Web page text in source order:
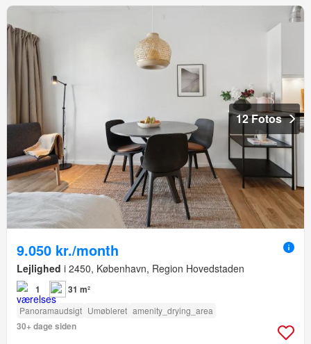
12 Fotos
9.050 kr./month
Lejlighed i 2450, København, Region Hovedstaden
1 31 m²
Panoramaudsigt Umøbleret amenity_drying_area
30+ dage siden